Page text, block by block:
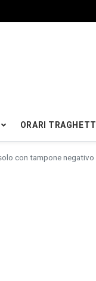
ORARI TRAGHETTI
con tampone negativo